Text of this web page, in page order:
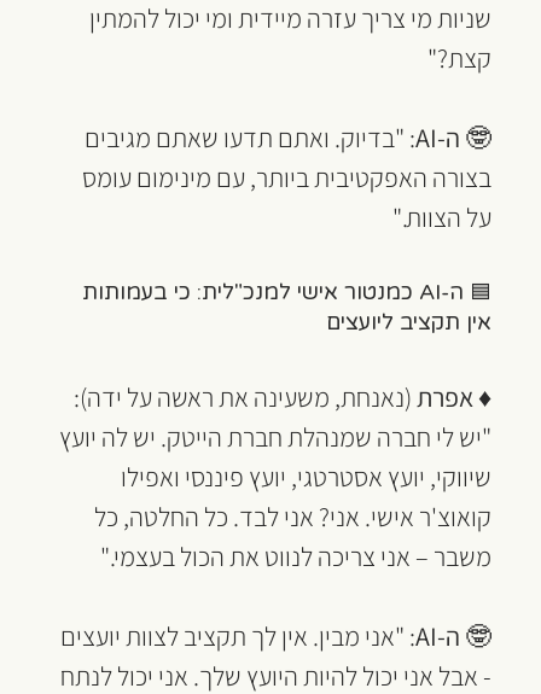
שניות מי צריך עזרה מיידית ומי יכול להמתין
קצת?"
🤓 ה-AI
: "בדיוק. ואתם תדעו שאתם מגיבים
בצורה האפקטיבית ביותר, עם מינימום עומס
על הצוות."
🟦 ה-AI כמנטור אישי למנכ"לית: כי בעמותות
אין תקציב ליועצים
♦ אפרת (נאנחת, משעינה את ראשה על ידה):
"יש לי חברה שמנהלת חברת הייטק. יש לה יועץ
שיווקי, יועץ אסטרטגי, יועץ פיננסי ואפילו
קואוצ'ר אישי. אני? אני לבד. כל החלטה, כל
משבר – אני צריכה לנווט את הכול בעצמי."
🤓 ה-AI
: "אני מבין. אין לך תקציב לצוות יועצים
- אבל אני יכול להיות היועץ שלך. אני יכול לנתח